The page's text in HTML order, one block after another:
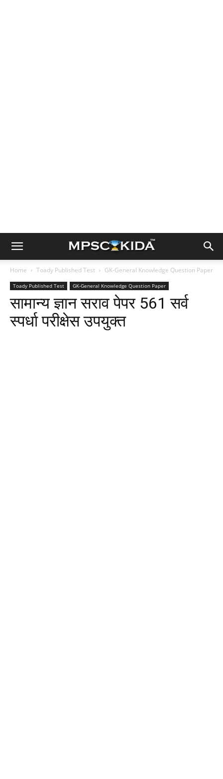
Home Toady Published Test GK-General Knowledge Question Paper
Toady Published Test GK-General Knowledge Question Paper
सामान्य ज्ञान सराव पेपर 561 सर्व
स्पर्धा परीक्षेस उपयुक्त